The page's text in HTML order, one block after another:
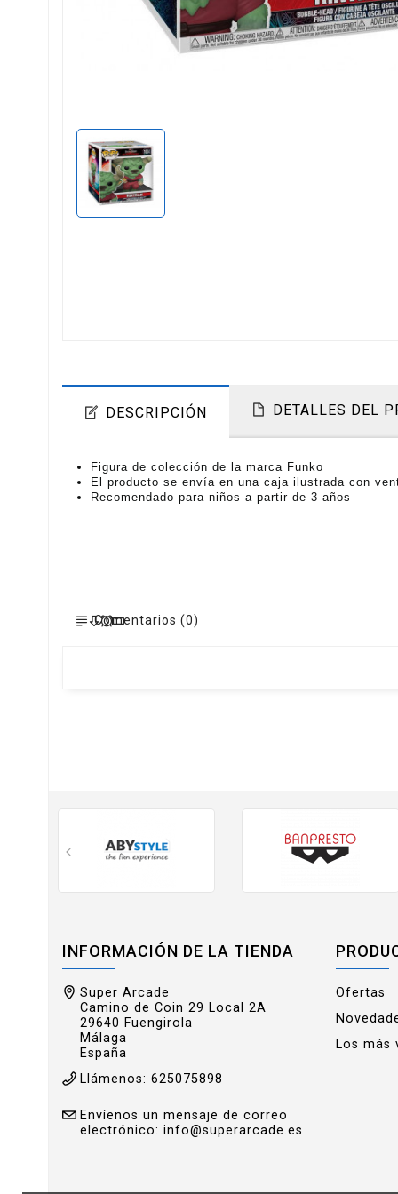
DESCRIPCIÓN DETALLES DEL
Figura de colección de la marca Funko
El producto se envía en una caja ilustrada con
Recomendado para niños a partir de 3 años
Comentarios (0)
INFORMACIÓN DE LA TIENDA
Super Arcade
Camino de Coin 29 Local 2A
29640 Fuengirola
Málaga
España
Llámenos: 625075898
Envíenos un mensaje de correo
electrónico: info@superarcade.es
Ofertas
Los más